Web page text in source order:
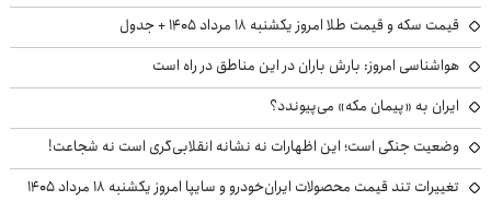
قیمت سکه و قیمت طلا امروز یکشنبه ۱۸ مرداد ۱۴۰۵ + جدول
هواشناسی امروز: بارش باران در این مناطق در راه است
ایران به «پیمان مکه» می‌پیوندد؟
وضعیت جنگی است؛ این اظهارات نه نشانه انقلابی‌گری است نه شجاعت!
تغییرات تند قیمت محصولات ایران‌خودرو و سایپا امروز یکشنبه ۱۸ مرداد ۱۴۰۵